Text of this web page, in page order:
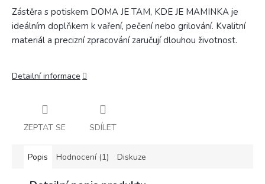
Zástěra s potiskem DOMA JE TAM, KDE JE MAMINKA je
ideálním doplňkem k vaření, pečení nebo grilování. Kvalitní
materiál a precizní zpracování zaručují dlouhou životnost.
Detailní informace
ZEPTAT SE SDÍLET
Popis Hodnocení (1) Diskuze